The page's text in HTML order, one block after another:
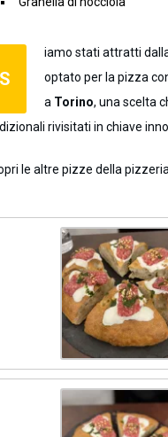
S
iamo stati attratti
optato per la pizza
a Torino, una scelta
rivisitati in chiave
le altre pizze della pizzeria